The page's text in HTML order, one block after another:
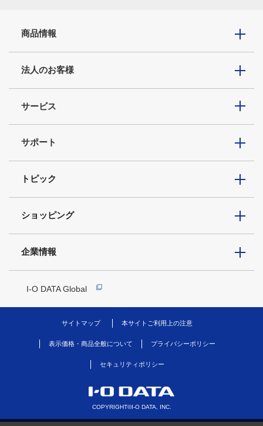
商品情報
法人のお客様
サービス
サポート
トピック
ショッピング
企業情報
I-O DATA Global
サイトマップ 本サイトご利用上の注意
表示価格・商品全般について プライバシーポリシー
セキュリティポリシー
COPYRIGHT©I-O DATA, INC.